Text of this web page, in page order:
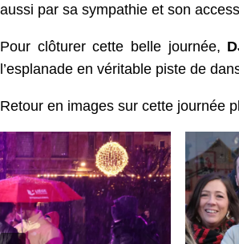
aussi par sa sympathie et son
Pour clôturer cette belle journée,
l’esplanade en véritable piste de
Retour en images sur cette journée